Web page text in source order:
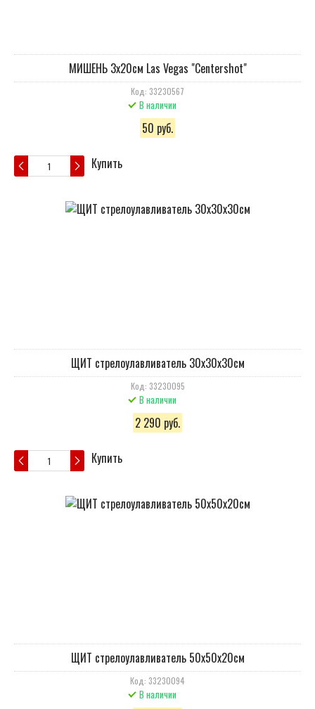
МИШЕНЬ 3х20cм Las Vegas "Сentershot"
Код: 33230567
В наличии
50 руб.
Купить
ЩИТ стрелоулавливатель 30х30х30см
Код: 33230095
В наличии
2 290 руб.
Купить
ЩИТ стрелоулавливатель 50х50х20см
Код: 33230094
В наличии